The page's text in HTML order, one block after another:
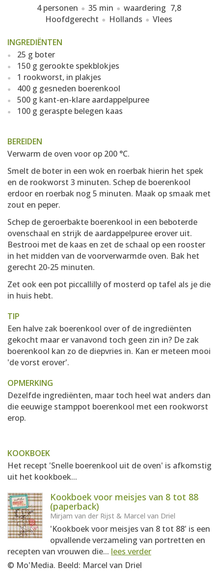
4 personen 35 min waardering 7,8
Hoofdgerecht
Hollands Vlees
INGREDIËNTEN
25 g boter
150 g gerookte spekblokjes
1 rookworst, in plakjes
400 g gesneden boerenkool
500 g kant-en-klare aardappelpuree
100 g geraspte belegen kaas
BEREIDEN
Verwarm de oven voor op 200 °C.
Smelt de boter in een wok en roerbak hierin het spek
en de rookworst 3 minuten. Schep de boerenkool
erdoor en roerbak nog 5 minuten. Maak op smaak met
zout en peper.
Schep de geroerbakte boerenkool in een beboterde
ovenschaal en strijk de aardappelpuree erover uit.
Bestrooi met de kaas en zet de schaal op een rooster
in het midden van de voorverwarmde oven. Bak het
gerecht 20-25 minuten.
Zet ook een pot piccallilly of mosterd op tafel als je die
in huis hebt.
TIP
Een halve zak boerenkool over of de ingrediënten
gekocht maar er vanavond toch geen zin in? De zak
boerenkool kan zo de diepvries in. Kan er meteen mooi
'de vorst erover'.
OPMERKING
Dezelfde ingrediënten, maar toch heel wat anders dan
die eeuwige stamppot boerenkool met een rookworst
erop.
KOOKBOEK
Het recept 'Snelle boerenkool uit de oven' is afkomstig
uit het kookboek...
Kookboek voor meisjes van 8 tot 88
(paperback)
Mirjam van der Rijst & Marcel van Driel
'Kookboek voor meisjes van 8 tot 88' is een
opvallende verzameling van portretten en
recepten van vrouwen die... lees verder
© Mo'Media. Beeld: Marcel van Driel